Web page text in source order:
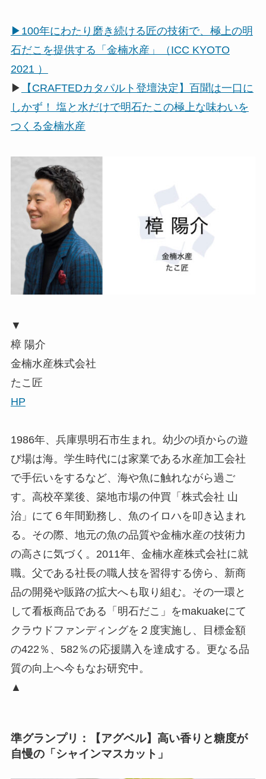
▶︎100年にわたり磨き続ける匠の技術で、極上の明
石だこを提供する「金楠水産」（ICC KYOTO
2021 ）
▶
【CRAFTEDカタパルト登壇決定】百聞は一口に
しかず！ 塩と水だけで明石たこの極上な味わいを
つくる金楠水産
▼
樟 陽介
金楠水産株式会社
たこ匠
HP
1986年、兵庫県明石市生まれ。幼少の頃からの遊
び場は海。学生時代には家業である水産加工会社
で手伝いをするなど、海や魚に触れながら過ご
す。高校卒業後、築地市場の仲買「株式会社 山
治」にて６年間勤務し、魚のイロハを叩き込まれ
る。その際、地元の魚の品質や金楠水産の技術力
の高さに気づく。2011年、金楠水産株式会社に就
職。父である社長の職人技を習得する傍ら、新商
品の開発や販路の拡大へも取り組む。その一環と
して看板商品である「明石だこ」をmakuakeにて
クラウドファンディングを２度実施し、目標金額
の422％、582％の応援購入を達成する。更なる品
質の向上へ今もなお研究中。
▲
準グランプリ：【アグベル】高い香りと糖度が
自慢の「シャインマスカット」